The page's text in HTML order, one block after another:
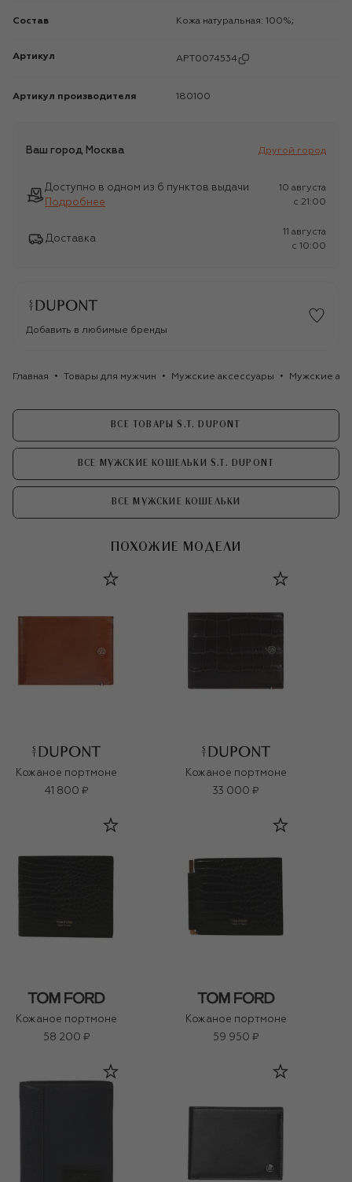
Состав Кожа натуральная: 100%;
Артикул APT0074534
Артикул производителя 180100
Ваш город Москва Другой город
Доступно в одном из 6 пунктов выдачи
Подробнее
10 августа
c 21:00
Доставка
11 августа
c 10:00
Добавить в любимые бренды
Главная Товары для мужчин Мужские аксессуары Мужские
ВСЕ ТОВАРЫ S.T. DUPONT
ВСЕ МУЖСКИЕ КОШЕЛЬКИ S.T. DUPONT
ВСЕ МУЖСКИЕ КОШЕЛЬКИ
ПОХОЖИЕ МОДЕЛИ
Кожаное портмоне
41 800 ₽
Кожаное портмоне
33 000 ₽
Кожаное портмоне
58 200 ₽
Кожаное портмоне
59 950 ₽